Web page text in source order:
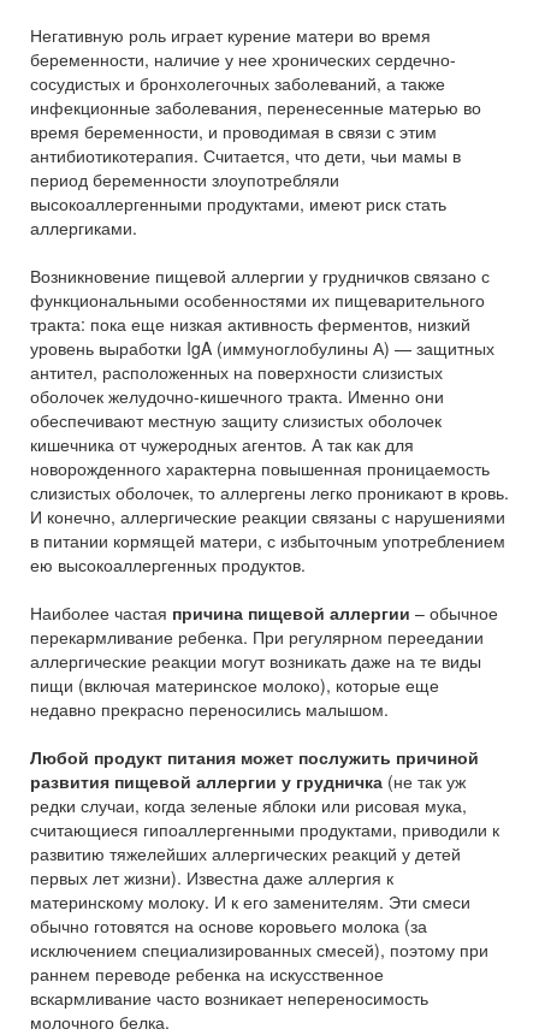
Негативную роль играет курение матери во время
беременности, наличие у нее хронических сердечно-
сосудистых и бронхолегочных заболеваний, а также
инфекционные заболевания, перенесенные матерью во
время беременности, и проводимая в связи с этим
антибиотикотерапия. Считается, что дети, чьи мамы в
период беременности злоупотребляли
высокоаллергенными продуктами, имеют риск стать
аллергиками.
Возникновение пищевой аллергии у грудничков связано с
функциональными особенностями их пищеварительного
тракта: пока еще низкая активность ферментов, низкий
уровень выработки IgA (иммуноглобулины А) — защитных
антител, расположенных на поверхности слизистых
оболочек желудочно-кишечного тракта. Именно они
обеспечивают местную защиту слизистых оболочек
кишечника от чужеродных агентов. А так как для
новорожденного характерна повышенная проницаемость
слизистых оболочек, то аллергены легко проникают в кровь.
И конечно, аллергические реакции связаны с нарушениями
в питании кормящей матери, с избыточным употреблением
ею высокоаллергенных продуктов.
Наиболее частая причина пищевой аллергии – обычное
перекармливание ребенка. При регулярном переедании
аллергические реакции могут возникать даже на те виды
пищи (включая материнское молоко), которые еще
недавно прекрасно переносились малышом.
Любой продукт питания может послужить причиной
развития пищевой аллергии у грудничка (не так уж
редки случаи, когда зеленые яблоки или рисовая мука,
считающиеся гипоаллергенными продуктами, приводили к
развитию тяжелейших аллергических реакций у детей
первых лет жизни). Известна даже аллергия к
материнскому молоку. И к его заменителям. Эти смеси
обычно готовятся на основе коровьего молока (за
исключением специализированных смесей), поэтому при
раннем переводе ребенка на искусственное
вскармливание часто возникает непереносимость
молочного белка.